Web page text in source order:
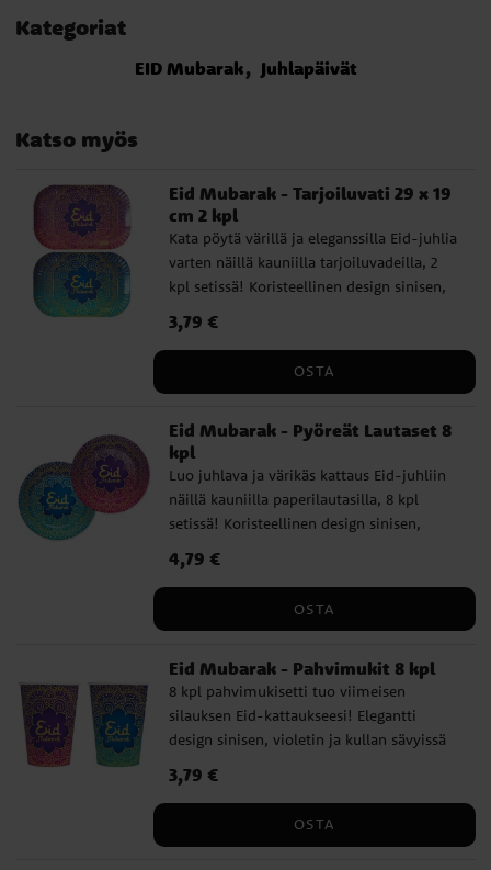
Kategoriat
EID Mubarak Juhlapäivät
Katso myös
Eid Mubarak - Tarjoiluvati 29 x 19
cm 2 kpl
Kata pöytä värillä ja eleganssilla Eid-juhlia
varten näillä kauniilla tarjoiluvadeilla, 2
kpl setissä! Koristeellinen design sinisen,
ilmeen jokaiselle aterialle. Täydellisiä
ruokien tarjoiluun. - Koko: 29 x 19 cm -
Hinta:
3,79 €
OSTA
Eid Mubarak - Pyöreät Lautaset 8
kpl
Luo juhlava ja värikäs kattaus Eid-juhliin
näillä kauniilla paperilautasilla, 8 kpl
setissä! Koristeellinen design sinisen,
täydellisen lisän juhla-aterialle. Sopii yhtä
Koko: 23 cm halkaisija. - Materiaali: Pahvi
Hinta :4,79 €
4,79 €
OSTA
Eid Mubarak - Pahvimukit 8 kpl
8 kpl pahvimukisetti tuo viimeisen
silauksen Eid-kattaukseesi! Elegantti
design sinisen, violetin ja kullan sävyissä
Täydellisiä kuumille ja kylmille juomille.
tilavuus on noin 210 ml.
Hinta:
3,79 €
OSTA